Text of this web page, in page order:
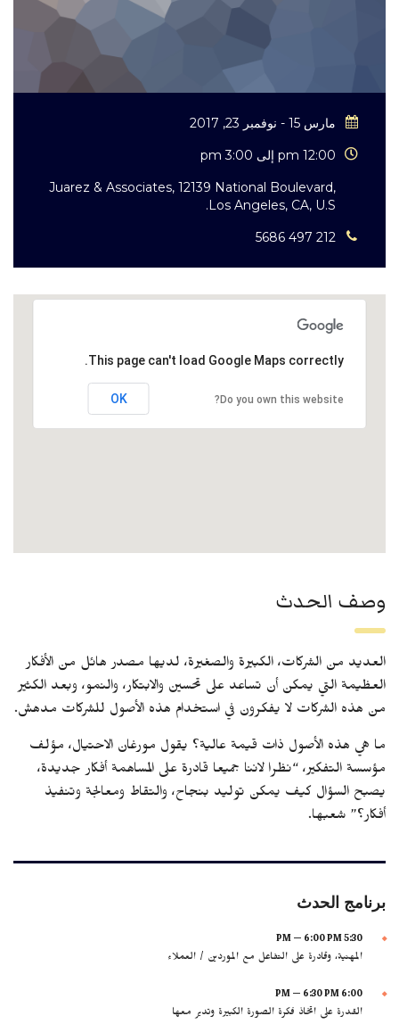
مارس 15 - نوفمبر 23, 2017
12:00 pm إلى 3:00 pm
Juarez & Associates, 12139 National Boulevard,
Los Angeles, CA, U.S.
212 497 5686
This page can't load Google Maps correctly.
Do you own this website?
OK
وصف الحدث
العديد من الشركات، الكبيرة والصغيرة، لديها مصدر هائل من الأفكار
العظيمة التي يمكن أن تساعد على تحسين والابتكار، والنمو، وبعد الكثير
من هذه الشركات لا يفكرون في استخدام هذه الأصول للشركات مدهش.
ما هي هذه الأصول ذات قيمة عالية؟ يقول مورغان الاحتيال، مؤلف
مؤسسة التفكير، “نظرا لاننا جميعا قادرة على المساهمة أفكار جديدة،
يصبح السؤال كيف يمكن توليد بنجاح، والتقاط ومعالجة وتنفيذ
أفكار؟” شعبها.
برنامج الحدث
5:30 PM — 6:00 PM
المهنية، وقادرة على التفاعل مع الموردين / العملاء
6:00 PM — 6:30 PM
القدرة على اتخاذ فكرة الصورة الكبيرة وتدير معها